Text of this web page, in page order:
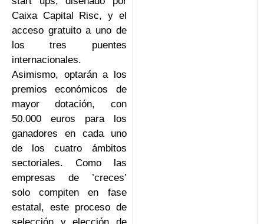
Caixa Capital Risc, y el
acceso gratuito a uno de
los tres puentes
internacionales.
Asimismo, optarán a los
premios económicos de
mayor dotación, con
50.000 euros para los
ganadores en cada uno
de los cuatro ámbitos
sectoriales. Como las
empresas de ’creces’
solo compiten en fase
estatal, este proceso de